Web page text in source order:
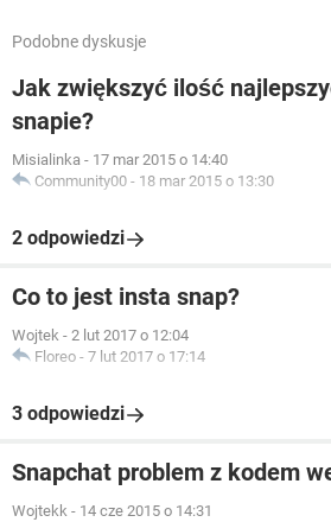
Podobne dyskusje
Jak zwiększyć ilość
snapie?
Misialinka - 17 mar 2015 o 14:40
Community00 - 18 mar 2015 o 13:30
2 odpowiedzi
Co to jest insta snap?
Wojtek - 2 lut 2017 o 12:04
Floreo - 7 lut 2017 o 17:14
3 odpowiedzi
Snapchat problem z kodem
Wojtekk - 14 cze 2015 o 14:31